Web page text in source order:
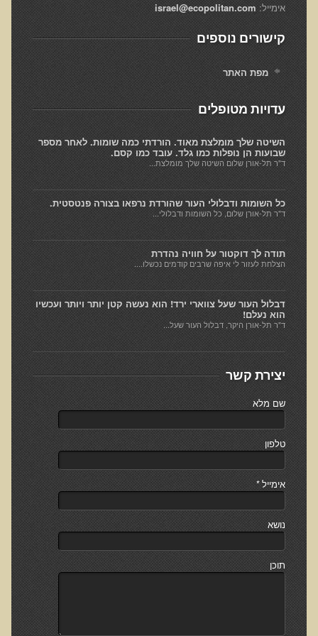
Alkalize and Diet
Anti-Inflammatory Diet
Top Foods for Optimal Health, Longevity, & Detoxification
The Truth About Proteins
Healthy Living
Skin Lecture
Immunogenic Proteins
קצרצרים
קליפ נפאל
הסבר קצר על ויטמין B12
סטימולנטים (ממריצים)
האם רק צמחונים וטבעונים צריכים הכוונה תזונתית?
אומגה 3
האם בטבע אכלנו דגנים וקטניות?
למה חשוב להיות טבעוני בריא?
שומן מעופש
חומצה אוקסלית
הנבטה והשרייה
צ'יה והמפ
שומות ודבלולי עור והקשר להרעלה ומצבים רגשיים
דבלולי עור והקשר למצב ההורמונלי והנוירולוגי
ראיון בנושא הנדסה גנטית
הדגמות ודוגמאות לנגעי עור שונים
הקשר בין יובש בעור וחרדות לגידולי עור - שתי עדויות מקרה
כתמי לידה
המנגיומות סניליות - נקודות אדומות
אימייל: israel@ecopolitan.com
קישורים נוספים
מפת האתר
עדויות מטופלים
השיטה שלך מומלצת מאוד. הורדתי כמה שומות. לאחר מספר
שבועות הן נופלות כמו גלד. עובד כמו קסם.
ד"ר תל-אורן שלום השיטה שלך מומלצת...
כל השומות ודבלולי העור שהורדת נרפאו בצורה פנטסטית.
ד"ר תל-אורן שלום, כל השומות ודבלולי...
תודה לך דוקטור על חוויה נהדרת
הצלחת לעזור לי איפה שרבים קודמים נכשלו....
דבלול העור שעל צווארי ירד! הוא נעשה קטן יותר ויותר ועכשיו
הוא נעלם!
ד"ר תל-אורן היקר, דבלול העור שעל...
יצירת קשר
שם מלא
טלפון
אימייל*
נושא
תוכן